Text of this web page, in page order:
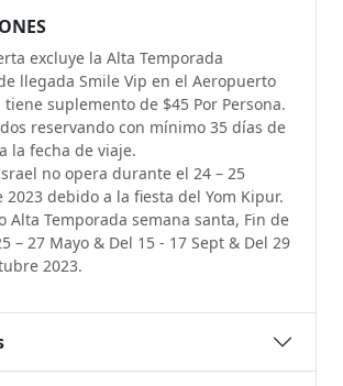
excluye la Alta Temporada
llegada Smile Vip en el Aeropuerto
tiene suplemento de $45 Por Persona.
reservando con mínimo 35 días de
la fecha de viaje.
no opera durante el 24 – 25
2023 debido a la fiesta del Yom Kipur.
Alta Temporada semana santa, Fin de
– 27 Mayo & Del 15 - 17 Sept & Del 29
2023.